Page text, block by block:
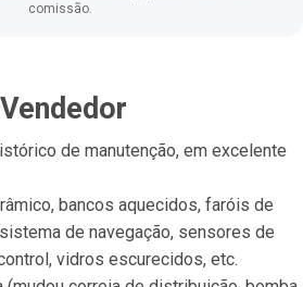
comissão.
de manutenção, em excelente
bancos aquecidos, faróis de
de navegação, sensores de
vidros escurecidos, etc.